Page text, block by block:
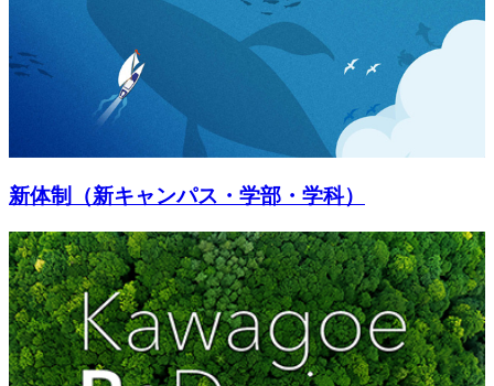
新体制（新キャンパス・学部・学科）